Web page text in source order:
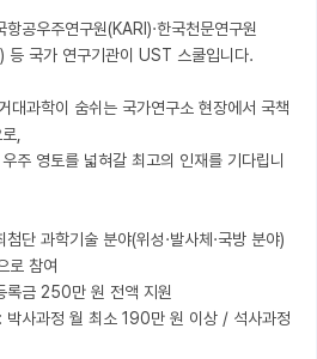
공우주연구원(KARI)·한국천문연구원
등 국가 연구기관이 UST 스쿨입니다.
대과학이 숨쉬는 국가연구소 현장에서 국책
,
주 영토를 넓혀갈 최고의 인재를 기다립니
단 과학기술 분야(위성·발사체·국방 분야)
로 참여
록금 250만 원 전액 지원
사과정 월 최소 190만 원 이상 / 석사과정